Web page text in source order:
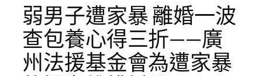
弱男子遭家暴 離婚一波
查包養心得三折——廣
州法援基金會為遭家暴